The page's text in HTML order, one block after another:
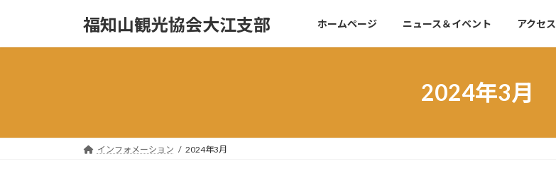
福知山観光協会大江支部 ホームページ ニュース＆イベント アクセス
2024年3月
インフォメーション 2024年3月